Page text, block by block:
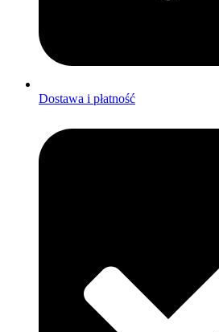
Dostawa i płatność